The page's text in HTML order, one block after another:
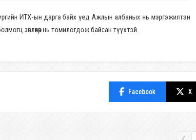
ИТХ-ын дарга байх үед Ажлын албаных нь мэргэжилтэн
зөвлөхөөр нь томилогдож байсан түүхтэй.
Facebook X